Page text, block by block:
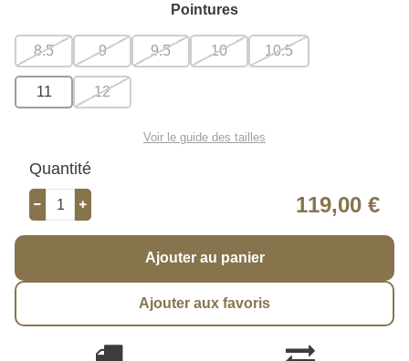
Pointures
8.5 9 9.5 10 10.5
11 12
Voir le guide des tailles
Quantité
119,00 €
Ajouter au panier
Ajouter aux favoris